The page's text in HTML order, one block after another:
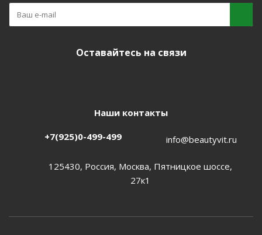
Оставайтесь на связи
Наши контакты
+7(925)0-499-499 info@beautyvit.ru
125430, Россия, Москва, Пятницкое шоссе,
27к1